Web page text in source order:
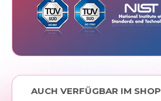
AUCH VERFÜGBAR IM SHOP